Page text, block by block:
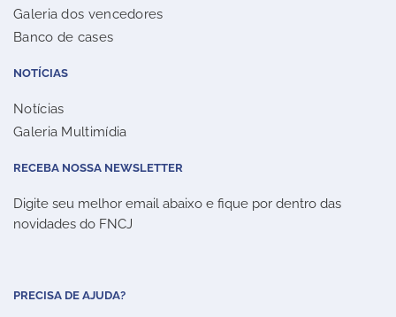
Galeria dos vencedores
Banco de cases
NOTÍCIAS
Notícias
Galeria Multimídia
RECEBA NOSSA NEWSLETTER
Digite seu melhor email abaixo e fique por dentro das
novidades do FNCJ
PRECISA DE AJUDA?